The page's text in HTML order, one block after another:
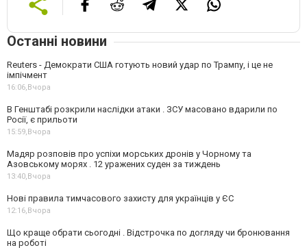
Останні новини
Reuters - Демократи США готують новий удар по Трампу, і це не
імпічмент
16:06,Вчора
В Генштабі розкрили наслідки атаки . ЗСУ масовано вдарили по
Росії, є прильоти
15:59,Вчора
Мадяр розповів про успіхи морських дронів у Чорному та
Азовському морях . 12 уражених суден за тиждень
13:40,Вчора
Нові правила тимчасового захисту для українців у ЄС
12:16,Вчора
Що краще обрати сьогодні . Відстрочка по догляду чи бронювання
на роботі